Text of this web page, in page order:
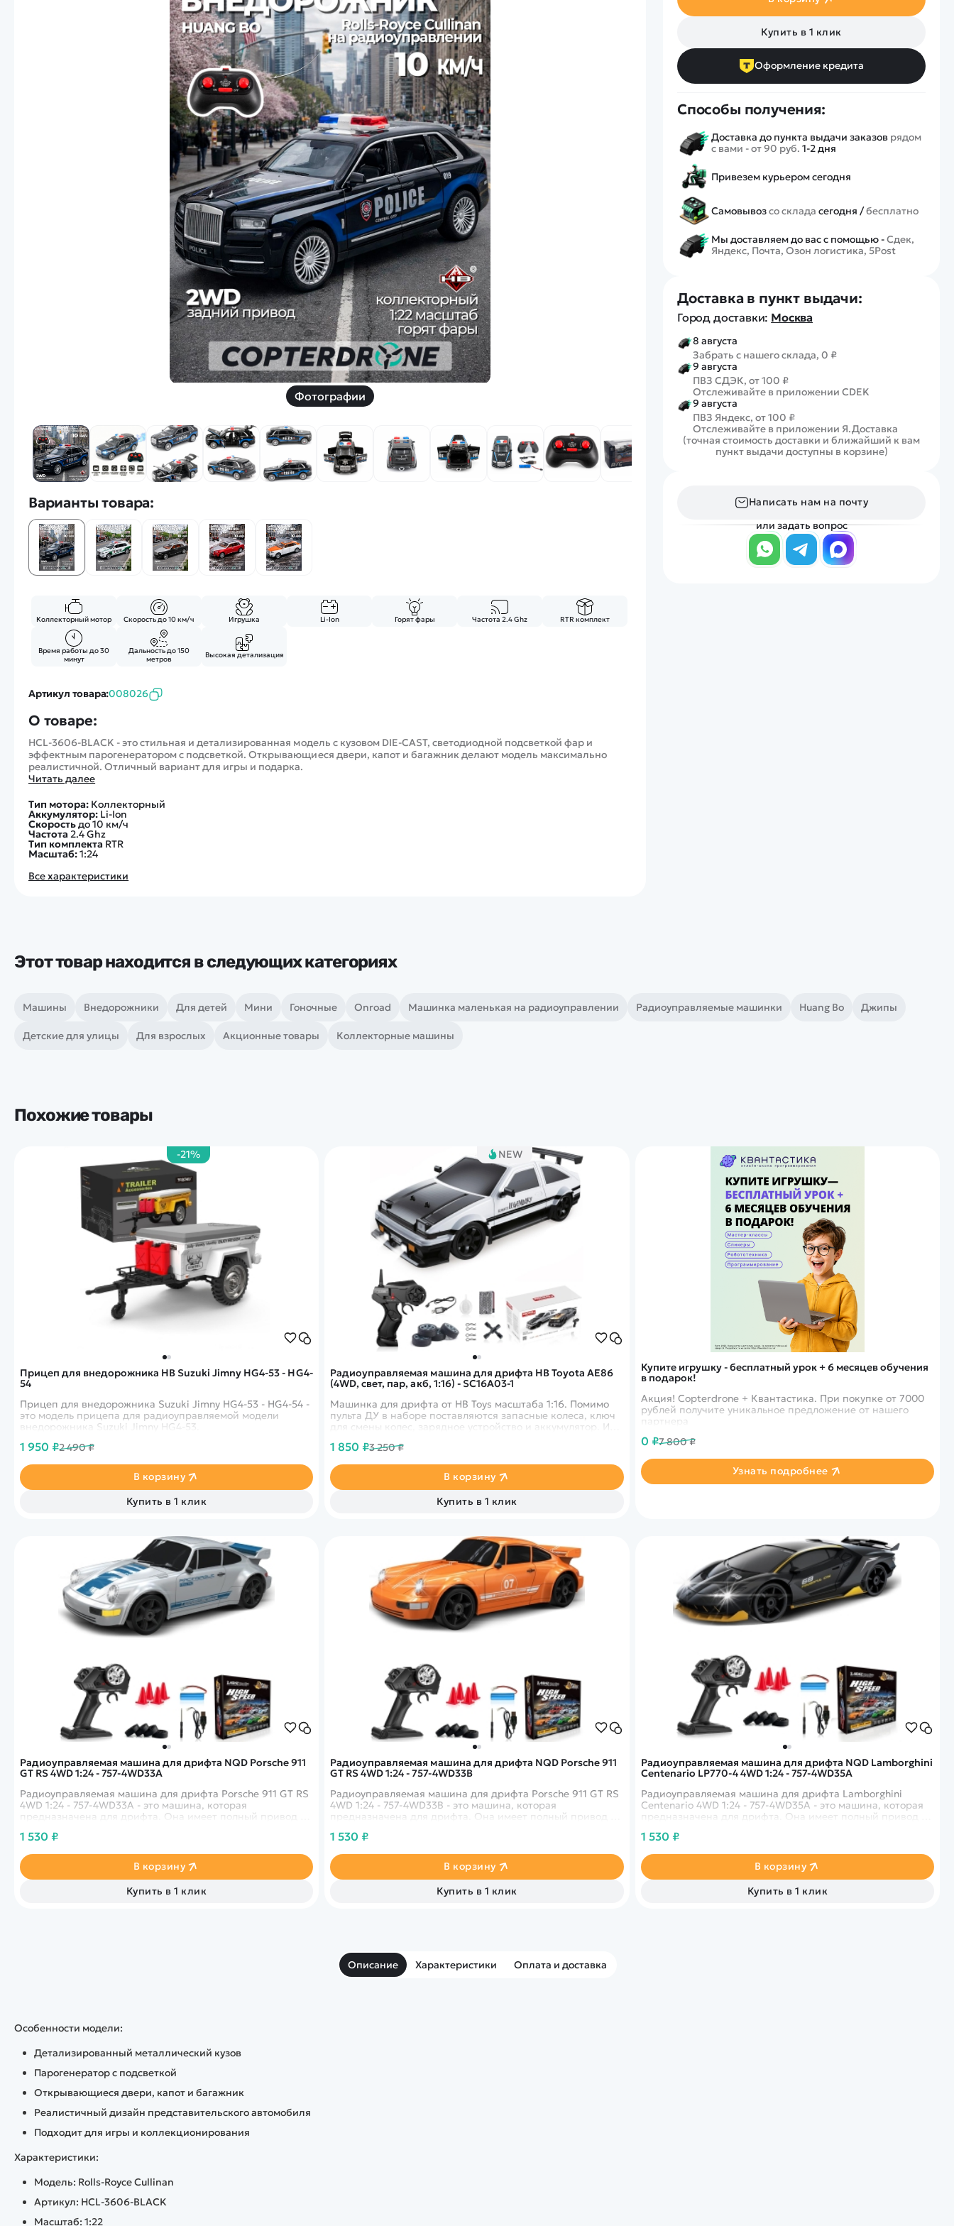
Дроны с 4k камерой
Скоростной катер
Вертолетик для детей ну пульте
Машины 1 к 10
Скидки
Смотреть -30%
Фотографии
Варианты товара:
Коллекторный мотор Скорость до 10 км/ч Игрушка Li-Ion Горят фары Частота 2.4 Ghz RTR комплект
Время работы до 30
минут
Дальность до 150
метров
Высокая детализация
Артикул товара:008026
О товаре:
HCL-3606-BLACK - это стильная и детализированная модель с кузовом DIE-CAST, светодиодной подсветкой фар и
эффектным парогенератором с подсветкой. Открывающиеся двери, капот и багажник делают модель максимально
реалистичной. Отличный вариант для игры и подарка.
Читать далее
Тип мотора: Коллекторный
Аккумулятор: Li-Ion
Скоростьдо 10 км/ч
Частота 2.4 Ghz
Тип комплекта RTR
Масштаб:1:24
Все характеристики
Купить в 1 клик
Оформление кредита
Способы получения:
Доставка до пункта выдачи заказов рядом
с вами - от 90 руб. 1-2 дня
Привезем курьером сегодня
Самовывозсо склада сегодня /бесплатно
Мы доставляем до вас с помощью -Сдек,
Яндекс, Почта, Озон логистика, 5Post
Доставка в пункт выдачи:
Город доставки: Москва
8 августа
Забрать с нашего склада, 0 ₽
9 августа
ПВЗ СДЭК, от 100 ₽
Отслеживайте в приложении CDEK
9 августа
ПВЗ Яндекс, от 100 ₽
Отслеживайте в приложении Я.Доставка
(точная стоимость доставки и ближайший к вам
пункт выдачи доступны в корзине)
Написать нам на почту
или задать вопрос
Этот товар находится в следующих категориях
Машины Внедорожники Для детей Мини Гоночные Onroad Машинка маленькая на радиоуправлении Радиоуправляемые машинки Huang Bo Джипы
Детские для улицы Для взрослых Акционные товары Коллекторные машины
Похожие товары
Купите игрушку - бесплатный урок + 6 месяцев обучения
в подарок!
Акция! Copterdrone + Квантастика. При покупке от 7000
рублей получите уникальное предложение от нашего
партнера
0 ₽7 800 ₽
Узнать подробнее
-21%
Прицеп для внедорожника HB Suzuki Jimny HG4-53 - HG4-
54
Прицеп для внедорожника Suzuki Jimny HG4-53 - HG4-54 -
это модель прицепа для радиоуправляемой модели
внедорожника Suzuki Jimny HG4-53.
1 950 ₽2 490 ₽
В корзину
Купить в 1 клик
NEW
Радиоуправляемая машина для дрифта HB Toyota AE86
(4WD, свет, пар, акб, 1:16) - SC16A03-1
Машинка для дрифта от HB Toys масштаба 1:16. Помимо
пульта ДУ в наборе поставляются запасные колеса, ключ
для смены колес, зарядное устройство и аккумулятор. Из
светятся во время движения. Цвет кузова - белый.
1 850 ₽3 250 ₽
В корзину
Купить в 1 клик
Радиоуправляемая машина для дрифта NQD Porsche 911
GT RS 4WD 1:24 - 757-4WD33A
Радиоуправляемая машина для дрифта Porsche 911 GT RS
4WD 1:24 - 757-4WD33A - это машина, которая
предназначена для дрифта. Она имеет полный привод и
1 530 ₽
В корзину
Купить в 1 клик
Радиоуправляемая машина для дрифта NQD Porsche 911
GT RS 4WD 1:24 - 757-4WD33B
Радиоуправляемая машина для дрифта Porsche 911 GT RS
4WD 1:24 - 757-4WD33B - это машина, которая
предназначена для дрифта. Она имеет полный привод и
1 530 ₽
В корзину
Купить в 1 клик
Радиоуправляемая машина для дрифта NQD Lamborghini
Centenario LP770-4 4WD 1:24 - 757-4WD35A
Радиоуправляемая машина для дрифта Lamborghini
Centenario 4WD 1:24 - 757-4WD35A - это машина, которая
предназначена для дрифта. Она имеет полный привод и
1 530 ₽
В корзину
Купить в 1 клик
Описание Характеристики Оплата и доставка
Особенности модели:
Детализированный металлический кузов
Парогенератор с подсветкой
Открывающиеся двери, капот и багажник
Реалистичный дизайн представительского автомобиля
Подходит для игры и коллекционирования
Характеристики:
Модель: Rolls-Royce Cullinan
Артикул: HCL-3606-BLACK
Масштаб: 1:22
Заказать звонок
Наши соцсети:
Спецтехника
Железные дороги
Конструкторы
Запчасти для моделей